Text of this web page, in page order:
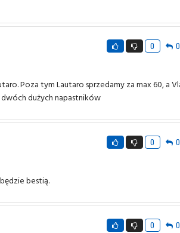
0
Poza tym Lautaro sprzedamy za max 60, a
dużych napastników
0
bestią.
0